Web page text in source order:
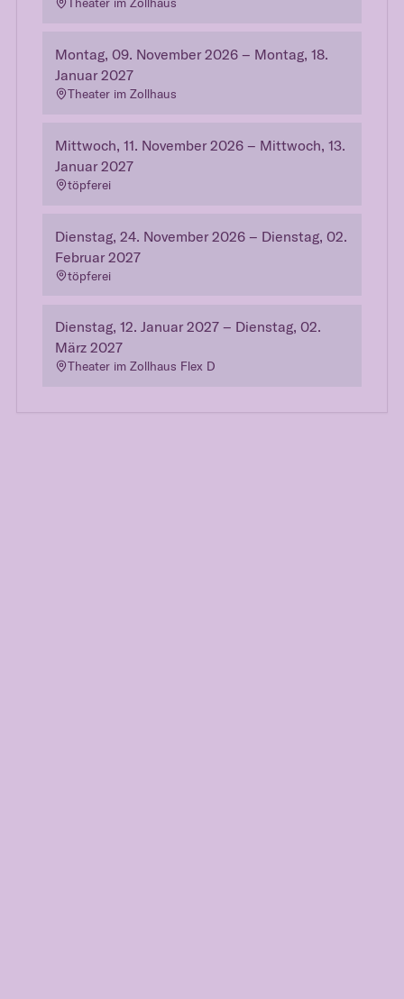
Montag, 09. November 2026 – Montag, 18.
Januar 2027
Theater im Zollhaus
Mittwoch, 11. November 2026 – Mittwoch, 13.
Januar 2027
töpferei
Dienstag, 24. November 2026 – Dienstag, 02.
Februar 2027
töpferei
Dienstag, 12. Januar 2027 – Dienstag, 02.
März 2027
Theater im Zollhaus Flex D